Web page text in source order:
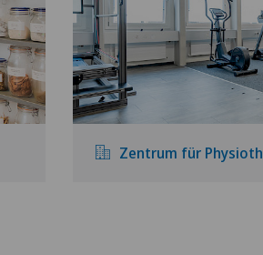
Zentrum für